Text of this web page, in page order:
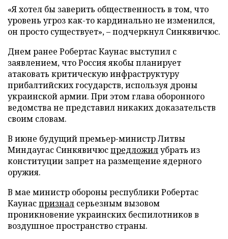
«Я хотел бы заверить общественность в том, что
уровень угроз как-то кардинально не изменился,
он просто существует», – подчеркнул Синкявичюс.
Днем ранее Робертас Каунас выступил с
заявлением, что Россия якобы планирует
атаковать критическую инфраструктуру
прибалтийских государств, используя дроны
украинской армии. При этом глава оборонного
ведомства не представил никаких доказательств
своим словам.
В июне будущий премьер-министр Литвы
Миндаугас Синкявичюспредложилубрать из
конституции запрет на размещение ядерного
оружия.
В мае министр обороны республики Робертас
Каунаспризнал серьезным вызовом
проникновение украинских беспилотников в
воздушное пространство страны.